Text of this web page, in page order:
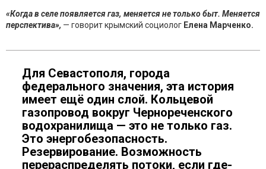
«Когда в селе появляется газ, меняется не только быт. Меняется
перспектива», — говорит крымский социолог Елена Марченко.
Для Севастополя, города
федерального значения, эта история
имеет ещё один слой. Кольцевой
газопровод вокруг Чернореченского
водохранилища — это не только газ.
Это энергобезопасность.
Резервирование. Возможность
перераспределять потоки, если где-